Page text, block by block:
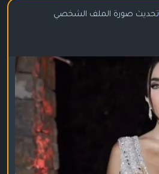
تحديث صورة الملف الشخصي